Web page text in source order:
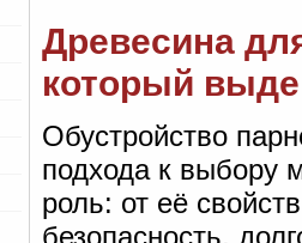
Древесина
который
Обустройство
подхода к выбору
роль: от её
безопасность,